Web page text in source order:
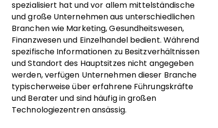
spezialisiert hat und vor allem mittelständische
und große Unternehmen aus unterschiedlichen
Branchen wie Marketing, Gesundheitswesen,
Finanzwesen und Einzelhandel bedient. Während
spezifische Informationen zu Besitzverhältnissen
und Standort des Hauptsitzes nicht angegeben
werden, verfügen Unternehmen dieser Branche
typischerweise über erfahrene Führungskräfte
und Berater und sind häufig in großen
Technologiezentren ansässig.